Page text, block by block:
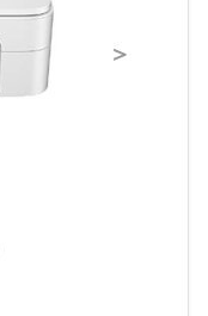
＞